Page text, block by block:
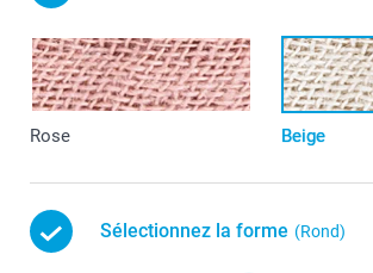
Rose Beige
Sélectionnez la forme (Rond)